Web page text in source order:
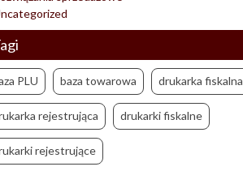
PLU baza towarowa drukarka fiskalna
rejestrująca drukarki fiskalne
rejestrujące